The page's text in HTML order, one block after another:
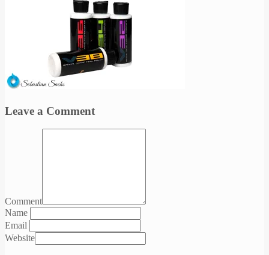
Leave a Comment
Comment
Name
Email
Website